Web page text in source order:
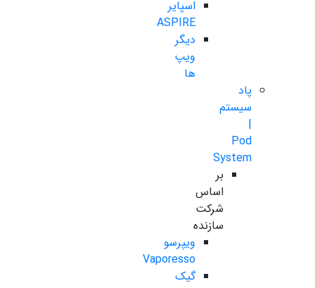
اسپایر
ASPIRE
دیگر
ویپ
ها
پاد
سیستم
|
Pod
System
بر
اساس
شرکت
سازنده
ویپرسو
Vaporesso
گیک